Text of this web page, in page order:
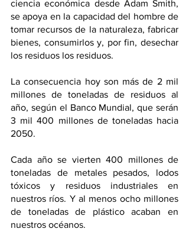
ciencia económica desde Adam Smith,
se apoya en la capacidad del hombre de
tomar recursos de la naturaleza, fabricar
bienes, consumirlos y, por fin, desechar
los residuos los residuos.
La consecuencia hoy son más de 2 mil
millones de toneladas de residuos al
año, según el Banco Mundial, que serán
3 mil 400 millones de toneladas hacia
2050.
Cada año se vierten 400 millones de
toneladas de metales pesados, lodos
tóxicos y residuos industriales en
nuestros ríos. Y al menos ocho millones
de toneladas de plástico acaban en
nuestros océanos.